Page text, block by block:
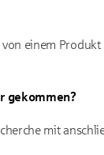
einem
gekommen?
mit